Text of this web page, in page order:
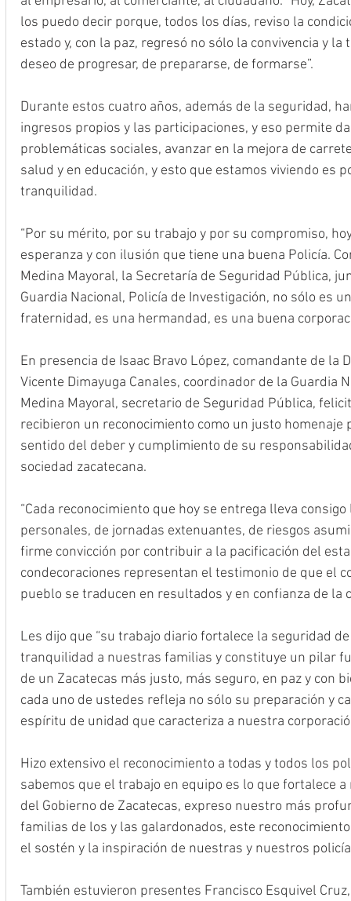
los puedo decir porque, todos los días, reviso la
estado y, con la paz, regresó no sólo la convivencia y
deseo de progresar, de prepararse, de formarse”.
Durante estos cuatro años, además de la seguridad,
ingresos propios y las participaciones, y eso permite
problemáticas sociales, avanzar en la mejora de
salud y en educación, y esto que estamos viviendo es
tranquilidad.
“Por su mérito, por su trabajo y por su compromiso,
esperanza y con ilusión que tiene una buena Policía.
Medina Mayoral, la Secretaría de Seguridad Pública,
Guardia Nacional, Policía de Investigación, no sólo es
fraternidad, es una hermandad, es una buena
En presencia de Isaac Bravo López, comandante de la
Vicente Dimayuga Canales, coordinador de la Guardia
Medina Mayoral, secretario de Seguridad Pública,
recibieron un reconocimiento como un justo
sentido del deber y cumplimiento de su
sociedad zacatecana.
“Cada reconocimiento que hoy se entrega lleva
personales, de jornadas extenuantes, de riesgos
firme convicción por contribuir a la pacificación del
condecoraciones representan el testimonio de que el
pueblo se traducen en resultados y en confianza de la
Les dijo que “su trabajo diario fortalece la seguridad
tranquilidad a nuestras familias y constituye un pilar
de un Zacatecas más justo, más seguro, en paz y con
cada uno de ustedes refleja no sólo su preparación y
espíritu de unidad que caracteriza a nuestra
Hizo extensivo el reconocimiento a todas y todos los
sabemos que el trabajo en equipo es lo que fortalece
del Gobierno de Zacatecas, expreso nuestro más
familias de los y las galardonados, este
el sostén y la inspiración de nuestras y nuestros
También estuvieron presentes Francisco Esquivel